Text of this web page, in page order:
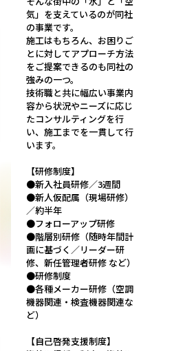
気」を支えているのが同社
の事業です。
施工はもちろん、お困りご
とに対してアプローチ方法
をご提案できるのも同社の
強みの一つ。
技術職と共に幅広い事業内
容から状況やニーズに応じ
たコンサルティングを行
い、施工までを一貫して行
います。
【研修制度】
●新入社員研修／3週間
●新人仮配属（現場研修）
／約半年
●フォローアップ研修
●階層別研修（随時年間計
画に基づく／リーダー研
修、新任管理者研修 など）
●研修制度
●各種メーカー研修（空調
機器関連・検査機器関連な
ど）
【自己啓発支援制度】